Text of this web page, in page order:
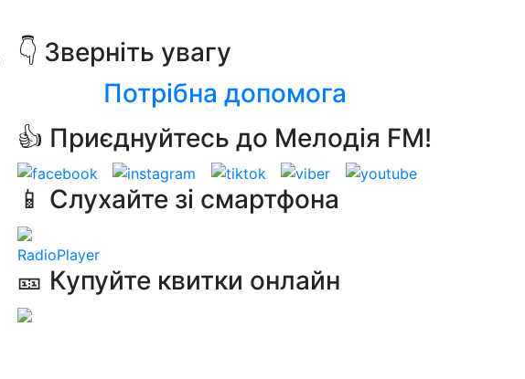
👇 Зверніть увагу
Потрібна допомога
👍 Приєднуйтесь до Мелодія FM!
📱 Слухайте зі смартфона
RadioPlayer
🎫 Купуйте квитки онлайн